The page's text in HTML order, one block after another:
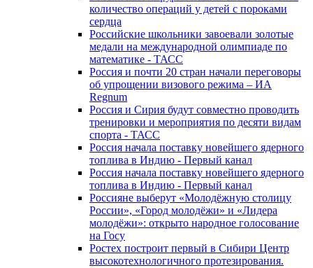
количество операций у детей с пороками
сердца
Российские школьники завоевали золотые
медали на международной олимпиаде по
математике - ТАСС
Россия и почти 20 стран начали переговоры
об упрощении визового режима – ИА
Regnum
Россия и Сирия будут совместно проводить
тренировки и мероприятия по десяти видам
спорта - ТАСС
Россия начала поставку новейшего ядерного
топлива в Индию - Первый канал
Россия начала поставку новейшего ядерного
топлива в Индию - Первый канал
Россияне выберут «Молодёжную столицу
России», «Город молодёжи» и «Лидера
молодёжи»: открыто народное голосование
на Госу
Ростех построит первый в Сибири Центр
высокотехнологичного протезирования.